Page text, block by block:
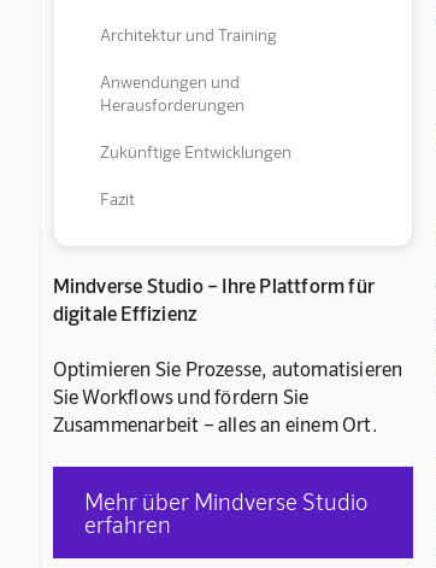
Architektur und Training
Anwendungen und
Herausforderungen
Zukünftige Entwicklungen
Fazit
Mindverse Studio – Ihre Plattform für
digitale Effizienz
Optimieren Sie Prozesse, automatisieren
Sie Workflows und fördern Sie
Zusammenarbeit – alles an einem Ort.
Mehr über Mindverse Studio
erfahren